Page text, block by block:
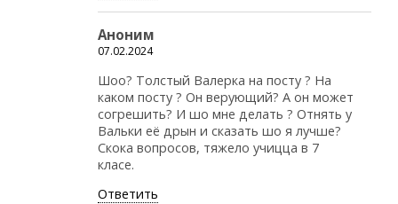
Аноним
07.02.2024
Шоо? Толстый Валерка на посту ? На
каком посту ? Он верующий? А он может
согрешить? И шо мне делать ? Отнять у
Вальки её дрын и сказать шо я лучше?
Скока вопросов, тяжело учицца в 7
класе.
Ответить